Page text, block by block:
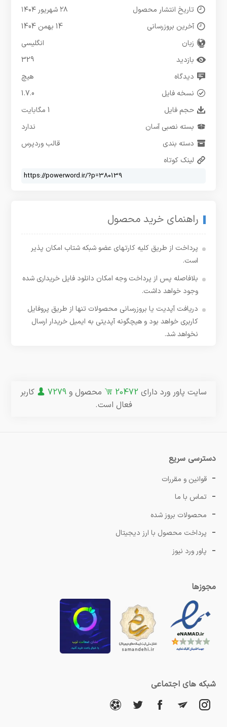
تاریخ انتشار محصول
۲۸ شهریور ۱۴۰۴
آخرین بروزرسانی
14 بهمن 1404
زبان
انگلیسی
بازدید
329
دیدگاه
هیچ
نسخه فایل
1.7.0
حجم فایل
1 مگابایت
بسته نصبی آسان
ندارد
دسته بندی
قالب وردپرس
لینک کوتاه
راهنمای خرید محصول
پرداخت از طریق کلیه کارتهای عضو شبکه شتاب امکان پذیر
است.
بلافاصله پس از پرداخت وجه امکان دانلود فایل خریداری شده
وجود خواهد داشت.
دریافت آپدیت یا بروزرسانی محصولات تنها از طریق پروفایل
کاربری خواهد بود و هیچگونه آپدیتی به ایمیل خریدار ارسال
نخواهد شد.
سایت پاور ورد دارای 20472 محصول و 7279
کاربر
فعال است.
دسترسی سریع
قوانین و مقررات
تماس با ما
محصولات بروز شده
پرداخت محصول با ارز دیجیتال
پاور ورد نیوز
مجوزها
شبکه های اجتماعی